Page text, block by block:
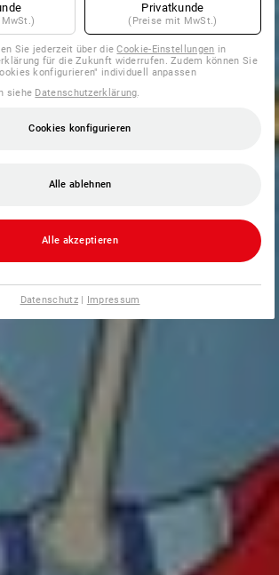
Privatkunde
(Preise mit MwSt.)
Sie jederzeit über dieCookie-Einstellungen in
für die Zukunft widerrufen. Zudem können Sie
konfigurieren" individuell anpassen
siehe Datenschutzerklärung.
Cookies konfigurieren
Alle ablehnen
Alle akzeptieren
Datenschutz| Impressum